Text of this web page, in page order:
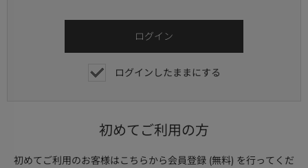
ログインしたままにする
初めてご利用の方
初めてご利用のお客様はこちらから会員登録 (無料) を行ってくだ